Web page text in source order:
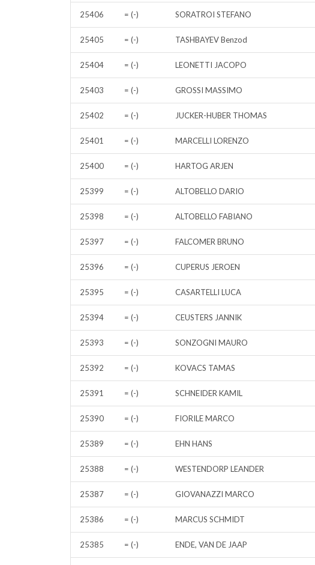
25406 = (-) SORATROI STEFANO
25405 = (-) TASHBAYEV Benzod
25404 = (-) LEONETTI JACOPO
25403 = (-) GROSSI MASSIMO
25402 = (-) JUCKER-HUBER THOMAS
25401 = (-) MARCELLI LORENZO
25400 = (-) HARTOG ARJEN
25399 = (-) ALTOBELLO DARIO
25398 = (-) ALTOBELLO FABIANO
25397 = (-) FALCOMER BRUNO
25396 = (-) CUPERUS JEROEN
25395 = (-) CASARTELLI LUCA
25394 = (-) CEUSTERS JANNIK
25393 = (-) SONZOGNI MAURO
25392 = (-) KOVACS TAMAS
25391 = (-) SCHNEIDER KAMIL
25390 = (-) FIORILE MARCO
25389 = (-) EHN HANS
25388 = (-) WESTENDORP LEANDER
25387 = (-) GIOVANAZZI MARCO
25386 = (-) MARCUS SCHMIDT
25385 = (-) ENDE, VAN DE JAAP